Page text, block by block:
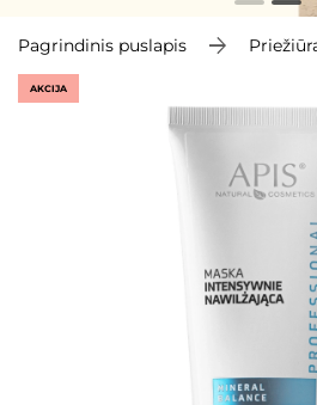
Pagrindinis puslapis
AKCIJA